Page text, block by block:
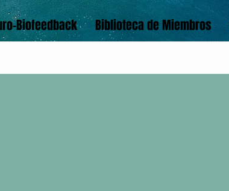
Biofeedback Biblioteca de Miembros